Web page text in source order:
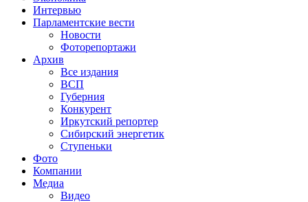
Интервью
Парламентские вести
Новости
Фоторепортажи
Архив
Все издания
ВСП
Губерния
Конкурент
Иркутский репортер
Сибирский энергетик
Ступеньки
Фото
Компании
Медиа
Видео